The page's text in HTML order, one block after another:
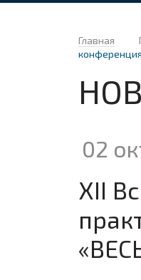
Главная
02
XII